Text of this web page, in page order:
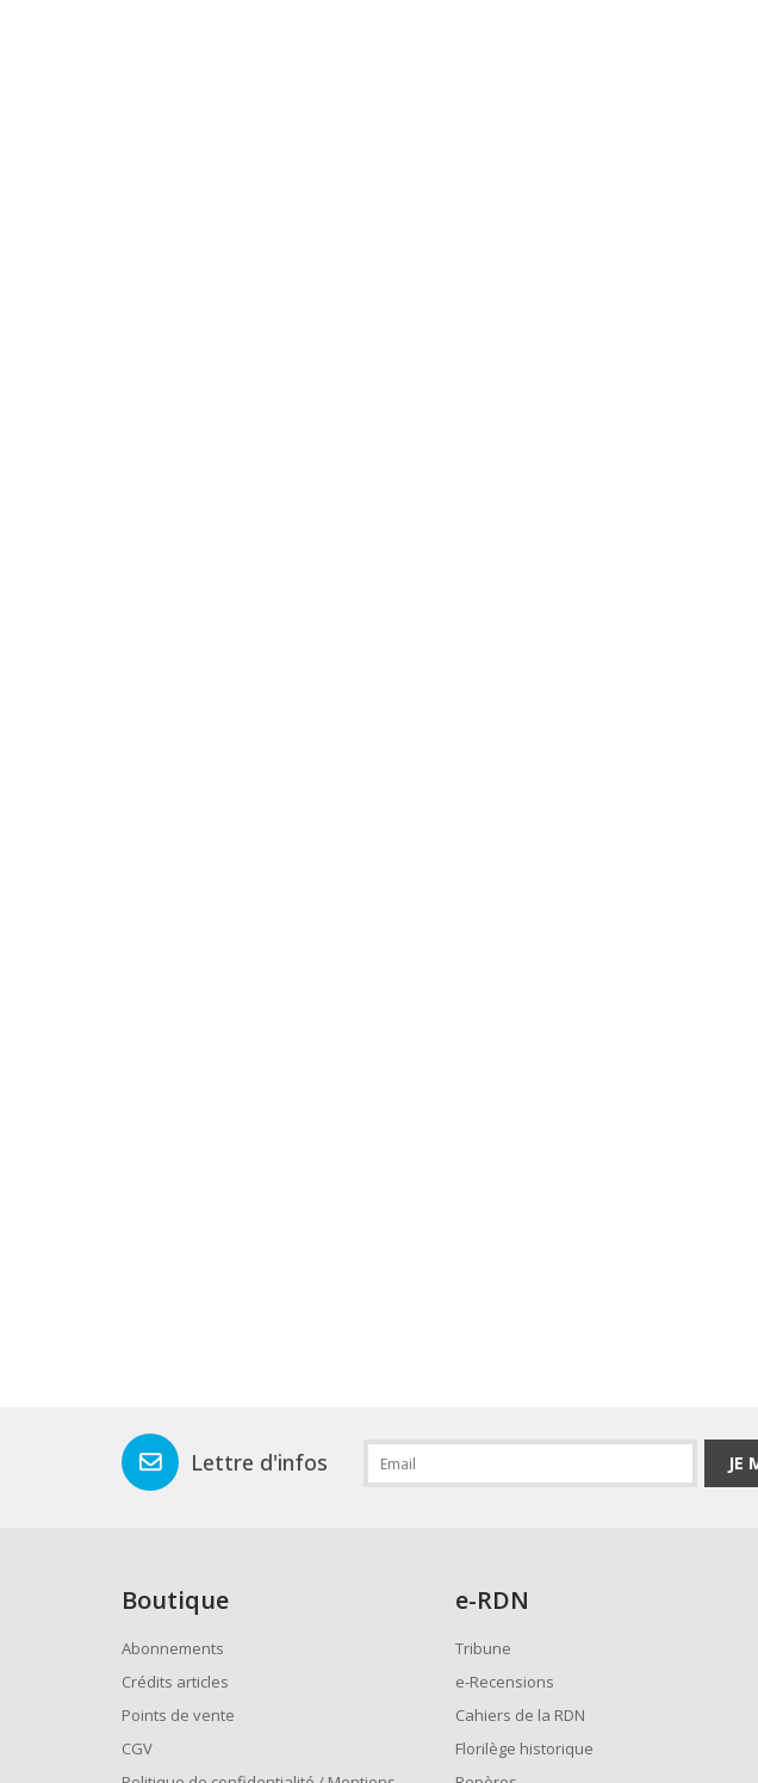
Lettre d'infos JE
Boutique
Abonnements
Crédits articles
Points de vente
CGV
e-RDN
Tribune
e-Recensions
Cahiers de la RDN
Florilège historique